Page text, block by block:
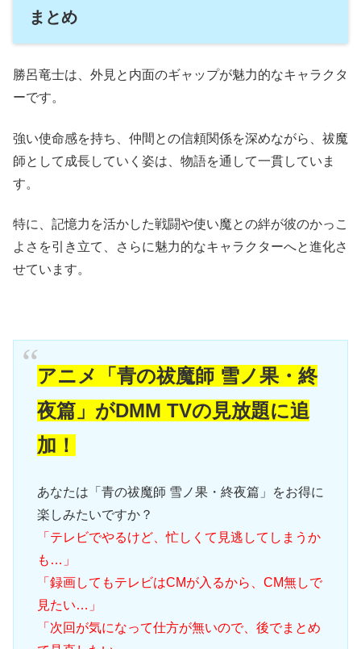
まとめ
勝呂竜士は、外見と内面のギャップが魅力的なキャラクタ
ーです。
強い使命感を持ち、仲間との信頼関係を深めながら、祓魔
師として成長していく姿は、物語を通して一貫していま
す。
特に、記憶力を活かした戦闘や使い魔との絆が彼のかっこ
よさを引き立て、さらに魅力的なキャラクターへと進化さ
せています。
アニメ「青の祓魔師 雪ノ果・終
夜篇」がDMM TVの見放題に追
加！
あなたは「青の祓魔師 雪ノ果・終夜篇」をお得に
楽しみたいですか？
「テレビでやるけど、忙しくて見逃してしまうか
も…」
「録画してもテレビはCMが入るから、CM無しで
見たい…」
「次回が気になって仕方が無いので、後でまとめ